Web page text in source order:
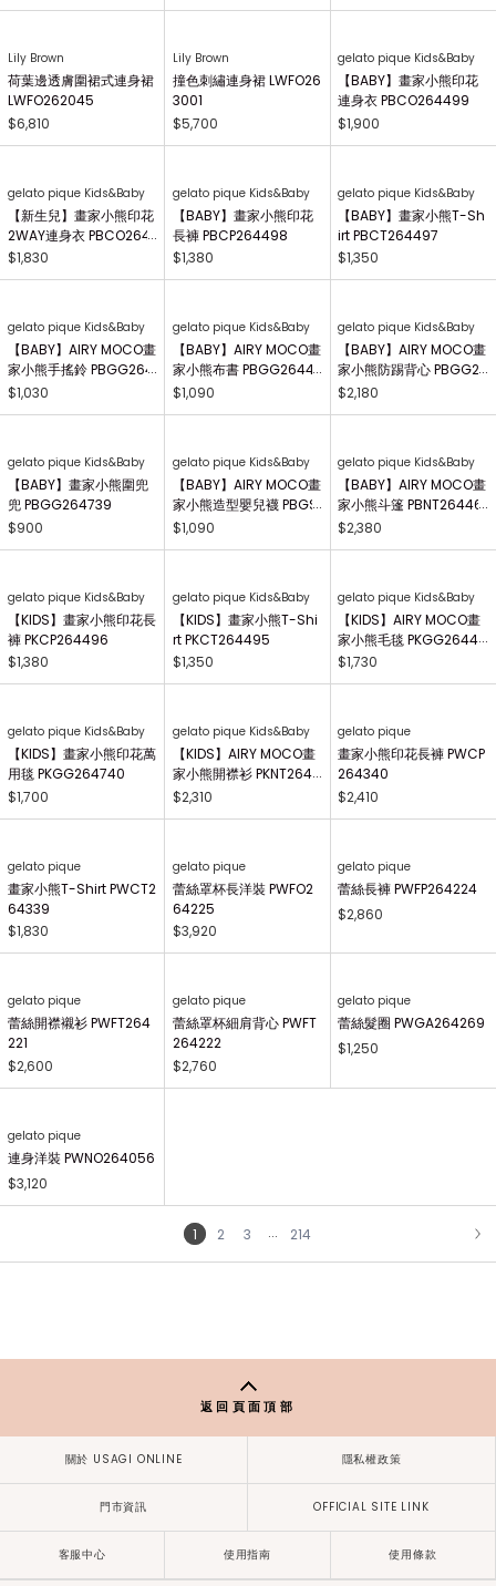
Lily Brown
荷葉邊透膚圍裙式連身裙
$6,810
Lily Brown
撞色刺繡連身裙 LWFO26
3001
$5,700
gelato pique Kids&Baby
【BABY】畫家小熊印花
$1,900
gelato pique Kids&Baby
【新生兒】畫家小熊印花
738
$1,830
gelato pique Kids&Baby
【BABY】畫家小熊印花
$1,380
gelato pique Kids&Baby
【BABY】畫家小熊T-Sh
$1,350
gelato pique Kids&Baby
【BABY】AIRY MOCO畫
家小熊手搖鈴 PBGG264
414
$1,030
gelato pique Kids&Baby
【BABY】AIRY MOCO畫
$1,090
gelato pique Kids&Baby
【BABY】AIRY MOCO畫
64465
$2,180
gelato pique Kids&Baby
【BABY】畫家小熊圍兜
兜 PBGG264739
$900
gelato pique Kids&Baby
【BABY】AIRY MOCO畫
家小熊造型嬰兒襪 PBGS
264415
$1,090
gelato pique Kids&Baby
【BABY】AIRY MOCO畫
家小熊斗篷 PBNT26446
4
$2,380
gelato pique Kids&Baby
【KIDS】畫家小熊印花長
褲 PKCP264496
$1,380
gelato pique Kids&Baby
【KIDS】畫家小熊T-Shi
rt PKCT264495
$1,350
gelato pique Kids&Baby
【KIDS】AIRY MOCO畫
家小熊毛毯 PKGG26441
7
$1,730
gelato pique Kids&Baby
【KIDS】畫家小熊印花萬
用毯 PKGG264740
$1,700
gelato pique gelato pique gelato pique
221
gelato pique
264222
$2,760
gelato pique
連身洋裝 PWNO264056
$3,120